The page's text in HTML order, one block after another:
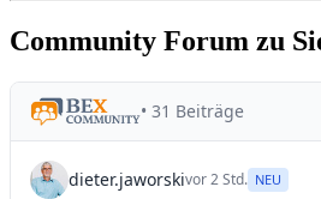
Community Forum zu